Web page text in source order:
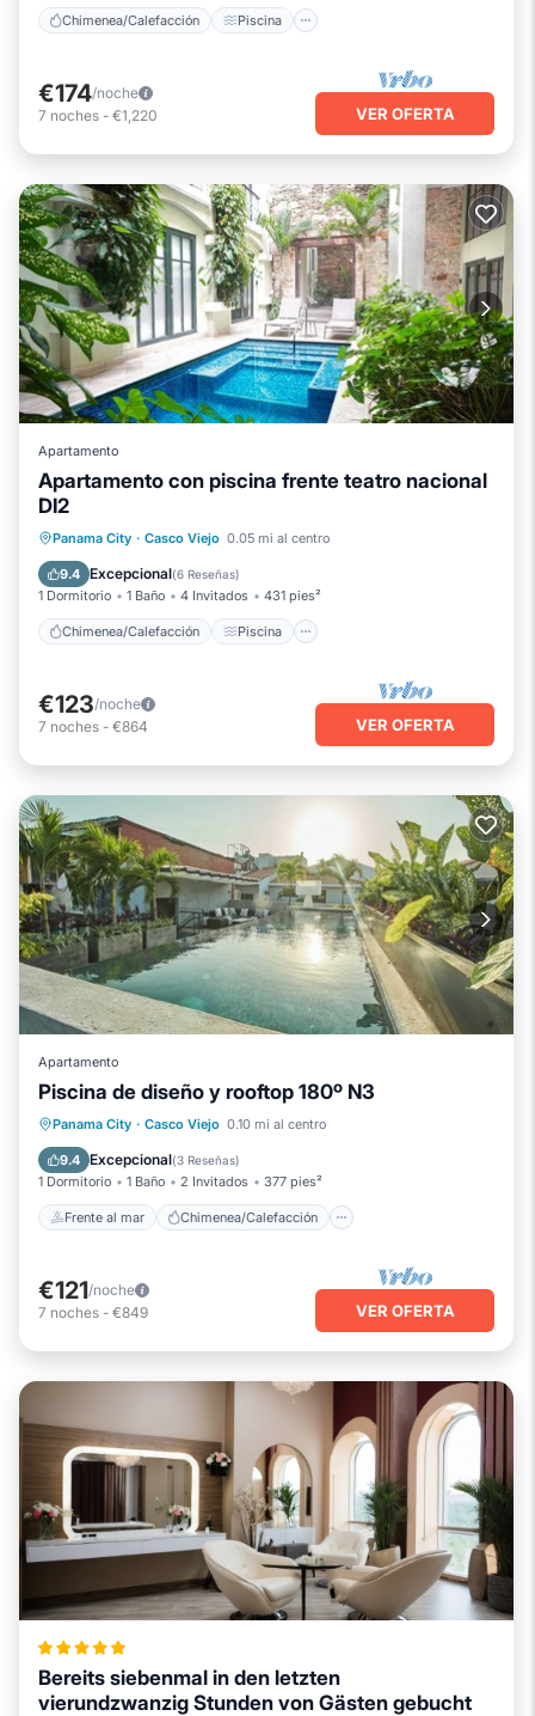
Chimenea/Calefacción Piscina
€174/noche
7 noches - €1,220 VER OFERTA
Apartamento
Apartamento con piscina frente teatro nacional
DI2
Panama City · Casco Viejo 0.05 mi al centro
9.4 Excepcional(6 Reseñas)
1 Dormitorio 1 Baño 4 Invitados 431 pies²
Chimenea/Calefacción Piscina
Chimenea/Calefacción
Piscina
Balcón/Terraza
€123/noche
7 noches - €864 VER OFERTA
Apartamento
Piscina de diseño y rooftop 180º N3
Panama City · Casco Viejo 0.10 mi al centro
9.4 Excepcional(3 Reseñas)
1 Dormitorio 1 Baño 2 Invitados 377 pies²
Frente al mar Chimenea/Calefacción
Frente al mar
Chimenea/Calefacción
Piscina
Vista al mar
€121/noche
7 noches - €849 VER OFERTA
Bereits siebenmal in den letzten
vierundzwanzig Stunden von Gästen gebucht